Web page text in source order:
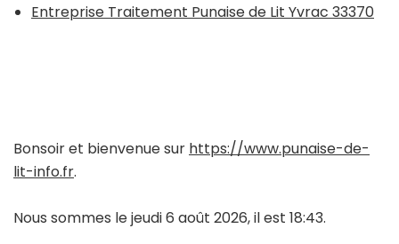
Entreprise Traitement Punaise de Lit Yvrac 33370
Bonsoir et bienvenue sur https://www.punaise-de-
lit-info.fr.
Nous sommes le jeudi 6 août 2026, il est 18:43.